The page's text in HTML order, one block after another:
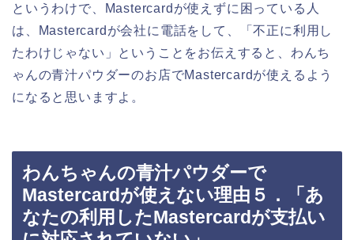
というわけで、Mastercardが使えずに困っている人
は、Mastercardが会社に電話をして、「不正に利用し
たわけじゃない」ということをお伝えすると、わんち
ゃんの青汁パウダーのお店でMastercardが使えるよう
になると思いますよ。
わんちゃんの青汁パウダーで
Mastercardが使えない理由５．「あ
なたの利用したMastercardが支払い